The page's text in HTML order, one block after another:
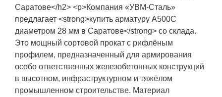
Саратове</h2> <p>Компания «УВМ-Сталь»
предлагает <strong>купить арматуру А500С
диаметром 28 мм в Саратове</strong> со склада.
Это мощный сортовой прокат с рифлёным
профилем, предназначенный для армирования
особо ответственных железобетонных конструкций
в высотном, инфраструктурном и тяжёлом
промышленном строительстве. Материал